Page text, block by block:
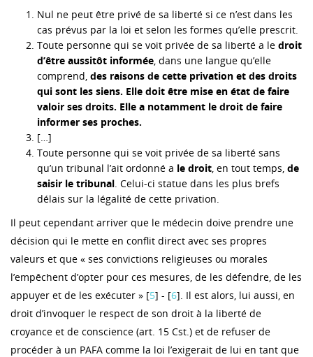
Nul ne peut être privé de sa liberté si ce n’est dans les
cas prévus par la loi et selon les formes qu’elle prescrit.
Toute personne qui se voit privée de sa liberté a le droit
d’être aussitôt informée, dans une langue qu’elle
comprend, des raisons de cette privation et des droits
qui sont les siens. Elle doit être mise en état de faire
valoir ses droits. Elle a notamment le droit de faire
informer ses proches.
[…]
Toute personne qui se voit privée de sa liberté sans
qu’un tribunal l’ait ordonné a le droit, en tout temps, de
saisir le tribunal. Celui-ci statue dans les plus brefs
délais sur la légalité de cette privation.
Il peut cependant arriver que le médecin doive prendre une
décision qui le mette en conflit direct avec ses propres
valeurs et que « ses convictions religieuses ou morales
l’empêchent d’opter pour ces mesures, de les défendre, de les
appuyer et de les exécuter » [5] - [6]. Il est alors, lui aussi, en
droit d’invoquer le respect de son droit à la liberté de
croyance et de conscience (art. 15 Cst.) et de refuser de
procéder à un PAFA comme la loi l’exigerait de lui en tant que